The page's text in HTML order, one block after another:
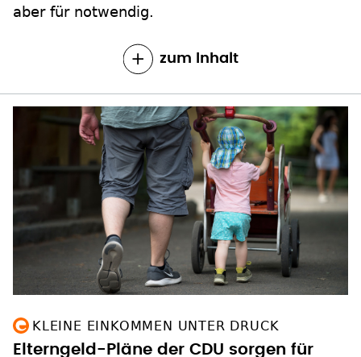
aber für notwendig.
zum Inhalt
KLEINE EINKOMMEN UNTER DRUCK
Elterngeld-Pläne der CDU sorgen für